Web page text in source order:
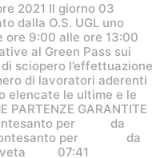
2021 Il giorno 03
dalla O.S. UGL uno
ore 9:00 alle ore 13:00
al Green Pass sui
sciopero l’effettuazione
di lavoratori aderenti
elencate le ultime e le
GARANTITE
Montesanto per da
per da
07:41